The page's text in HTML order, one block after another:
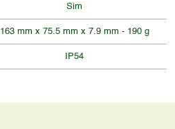
Sim
163 mm x 75.5 mm x 7.9 mm - 190 g
IP54